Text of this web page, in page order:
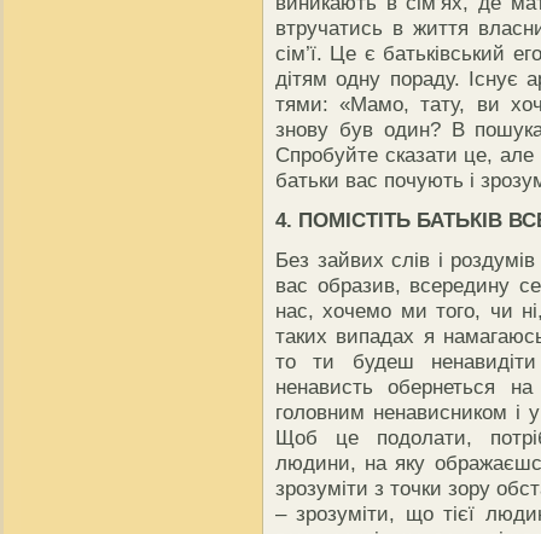
втручатись в життя
сім’ї. Це є батьківський
дітям одну пораду. Існує
тями: «Мамо, тату, ви
знову був один? В
Спробуйте сказати це,
батьки вас почують і
4. ПОМІСТІТЬ БАТЬКІВ
Без зайвих слів і
вас образив, всередину
нас, хочемо ми того, чи
таких випадах я
то ти будеш
ненависть обернеться
головним ненависником і
Щоб це подолати,
людини, на яку
зрозуміти з точки зору
– зрозуміти, що тієї